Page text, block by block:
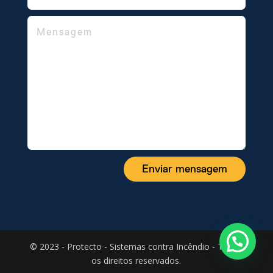
incêndio
Enviar mensagem
© 2023 - Protecto - Sistemas contra Incêndio - Todos
os direitos reservados.